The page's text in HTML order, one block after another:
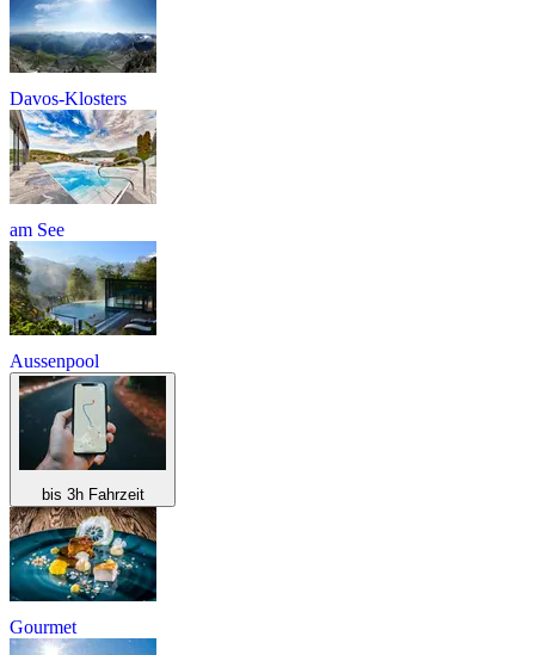
Davos-Klosters
am See
Aussenpool
bis 3h Fahrzeit
Gourmet